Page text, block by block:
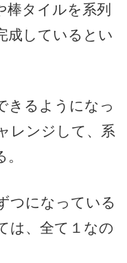
棒タイルを系列
成しているとい
きるようになっ
レンジして、系
つになっている
は、全て１なの